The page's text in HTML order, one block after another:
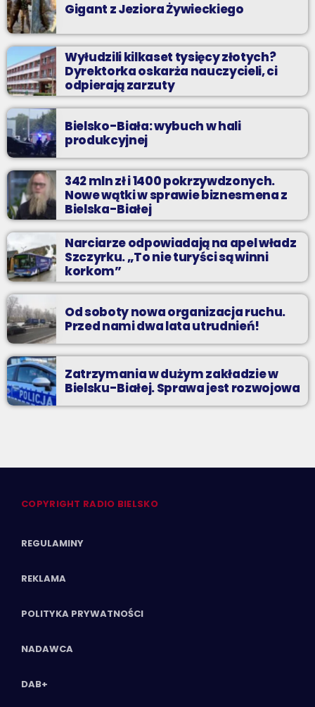
Gigant z Jeziora Żywieckiego
Wyłudzili kilkaset tysięcy złotych?
Dyrektorka oskarża nauczycieli, ci
odpierają zarzuty
Bielsko-Biała: wybuch w hali
produkcyjnej
342 mln zł i 1400 pokrzywdzonych.
Nowe wątki w sprawie biznesmena z
Bielska-Białej
Narciarze odpowiadają na apel władz
Szczyrku. „To nie turyści są winni
korkom”
Od soboty nowa organizacja ruchu.
Przed nami dwa lata utrudnień!
Zatrzymania w dużym zakładzie w
Bielsku-Białej. Sprawa jest rozwojowa
COPYRIGHT RADIO BIELSKO
REGULAMINY
REKLAMA
POLITYKA PRYWATNOŚCI
NADAWCA
DAB+